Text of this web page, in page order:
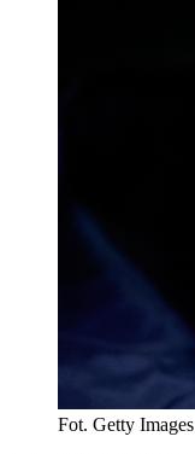
Fot. Getty Images